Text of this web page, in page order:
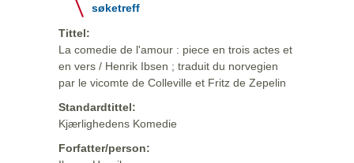
søketreff
Tittel:
La comedie de l'amour : piece en trois actes et
en vers / Henrik Ibsen ; traduit du norvegien
par le vicomte de Colleville et Fritz de Zepelin
Standardtittel:
Kjærlighedens Komedie
Forfatter/person: